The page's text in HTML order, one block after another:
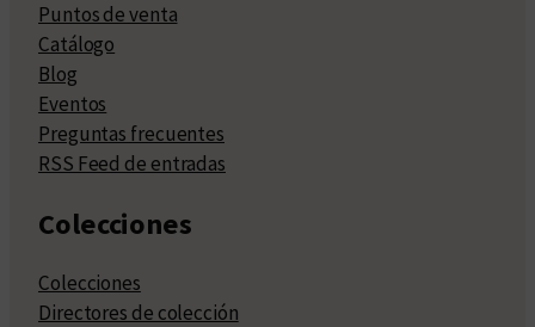
Puntos de venta
Catálogo
Blog
Eventos
Preguntas frecuentes
RSS Feed de entradas
Colecciones
Colecciones
Directores de colección